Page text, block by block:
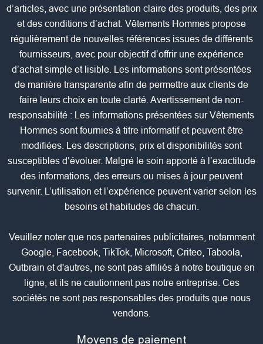
d’articles, avec une présentation claire des produits, des prix
et des conditions d’achat. Vêtements Hommes propose
régulièrement de nouvelles références issues de différents
fournisseurs, avec pour objectif d’offrir une expérience
d’achat simple et lisible. Les informations sont présentées
de manière transparente afin de permettre aux clients de
faire leurs choix en toute clarté. Avertissement de non-
responsabilité : Les informations présentées sur Vêtements
Hommes sont fournies à titre informatif et peuvent être
modifiées. Les descriptions, prix et disponibilités sont
susceptibles d’évoluer. Malgré le soin apporté à l’exactitude
des informations, des erreurs ou mises à jour peuvent
survenir. L’utilisation et l’expérience peuvent varier selon les
besoins et habitudes de chacun.
Veuillez noter que nos partenaires publicitaires, notamment
Google, Facebook, TikTok, Microsoft, Criteo, Taboola,
Outbrain et d'autres, ne sont pas affiliés à notre boutique en
ligne, et ils ne cautionnent pas notre entreprise. Ces
sociétés ne sont pas responsables des produits que nous
vendons.
Moyens de paiement